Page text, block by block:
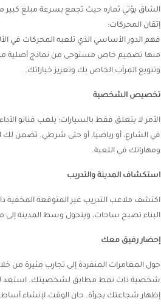
الشاق يؤتي ثماره حيث تجمع بسرعة مبلغ كبير
إتقان المحركات:
فهم الدور الأساسي الذي تلعبه المحركات في
منها تصميم خاص مستوحى من نماذج أصلية من
وتنويع المرآب الخاص بك وتعزيز خياراتك.
تخصيص الشخصية
الأمر لا يتعلق فقط بالسيارات؛ يلعب فنانو
في الشارع، أو رياضيا، أو حتى شرطي. تضمن
ومهاراتك في اللعبة.
استكشاف المدينة والتدريب
اكتشف ملاعب التدريب غير المتوقعة المخفية
البناء تصبح ساحات، ويتحول وسط المدينة
إحضار رفيق معك
حول المغامرات المنفردة إلى تجارب مثيرة من
إظهار شجاعتك بجرأة. حان الوقت لإنشاء